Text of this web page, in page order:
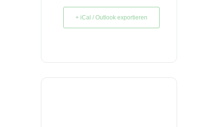
+ iCal / Outlook exportieren